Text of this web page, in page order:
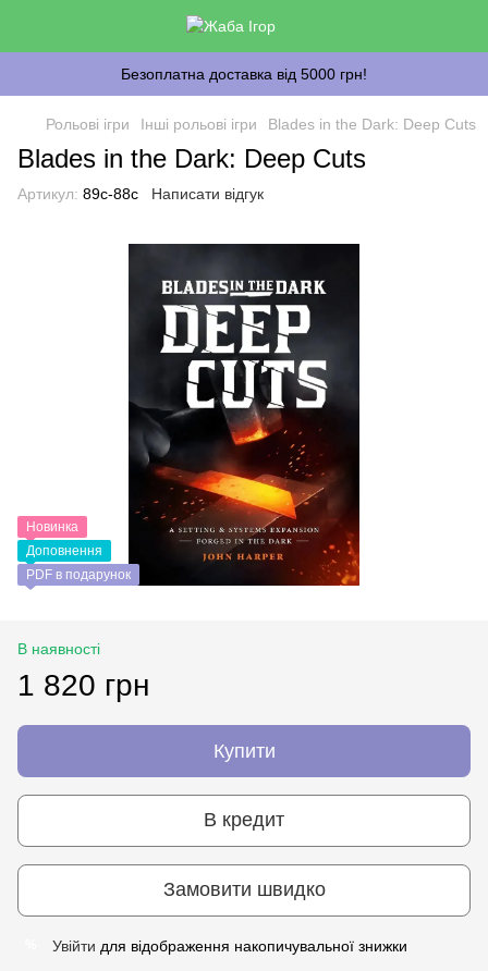
Безоплатна доставка від 5000 грн!
Рольові ігри Інші рольові ігри Blades in the Dark: Deep Cuts
Blades in the Dark: Deep Cuts
Артикул: 89c-88c Написати відгук
Новинка
Доповнення
PDF в подарунок
В наявності
1 820 грн
Купити
В кредит
Замовити швидко
Увійти для відображення накопичувальної знижки